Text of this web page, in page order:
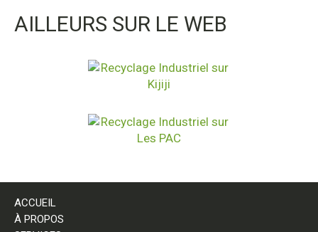
AILLEURS SUR LE WEB
ACCUEIL
À PROPOS